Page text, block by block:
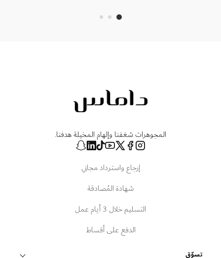
المجوهرات شغفنا وإلهام المخيلة هدفنا.
إرجاع واسترداد مجاني
شهادة المُصادقة
التسليم خلال 3 أيام عمل
الدفع على أقساط
تسوّق